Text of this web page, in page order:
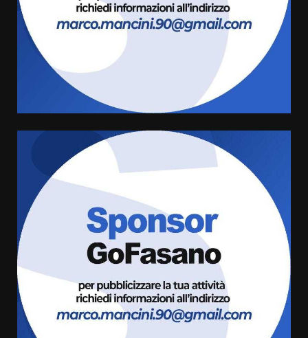
Savelletri in festa, domani sera
grande spettacolo con Uccio De
Santis
Sostenibile: premiati gli studenti
universitari del bando “La strada
giusta”
8 Agosto 2026 07:15
“I Contestatori: Musica di
Rivoluzione”: nuovo
appuntamento con “Fasano in
Banda”
7 Agosto 2026 06:05
US Fasano, Scianaro: “Profonda
amarezza per esclusione dal
campionato di calcio”